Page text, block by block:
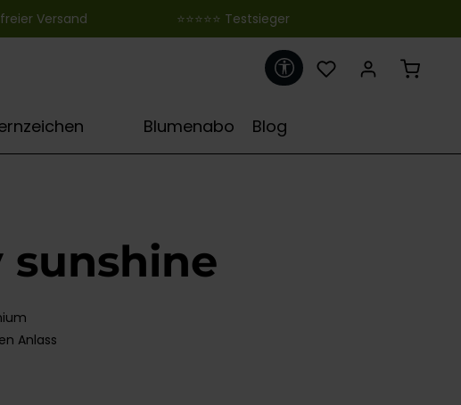
Versand ‎ ‎ ‎ ‎ ‎ ‎ ‎ ‎ ‎ ‎ ‎ ‎ ‎ ‎ ‎ ‎ ‎ ‎ ‎ ‎ ‎ ‎ ‎ ‎ ‎⭐⭐⭐⭐⭐ Testsieger
Werkzeugleiste anzeigen
Blumenabo Blog
sunshine
Anlass